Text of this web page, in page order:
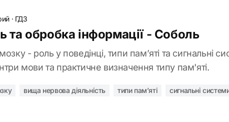
· ГДЗ
та обробка інформації - Соболь
- роль у поведінці, типи пам’яті та сигнальні
мови та практичне визначення типу пам'яті.
вища нервова діяльність типи пам’яті сигнальні